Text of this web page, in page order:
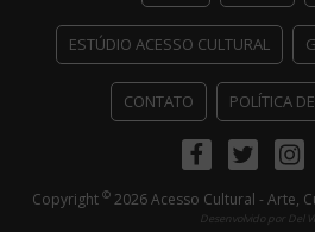
ESTÚDIO ACESSO CULTURAL
CONTATO POLÍTICA
FacebookTwitter
Copyright ©2026 Acesso Cultural - Arte,
Desenvolvido por Del